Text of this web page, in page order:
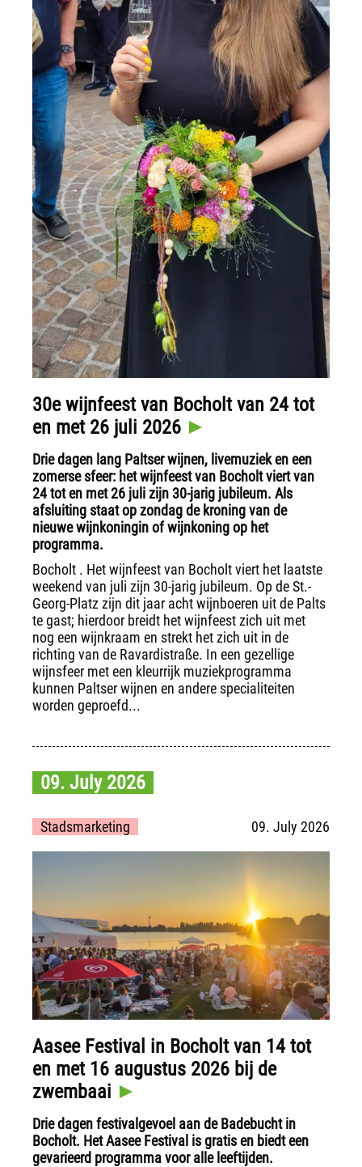
30e wijnfeest van Bocholt van 24 tot
en met 26 juli 2026
Drie dagen lang Paltser wijnen, livemuziek en een
zomerse sfeer: het wijnfeest van Bocholt viert van
24 tot en met 26 juli zijn 30-jarig jubileum. Als
afsluiting staat op zondag de kroning van de
nieuwe wijnkoningin of wijnkoning op het
programma.
Bocholt . Het wijnfeest van Bocholt viert het laatste
weekend van juli zijn 30-jarig jubileum. Op de St.-
Georg-Platz zijn dit jaar acht wijnboeren uit de Palts
te gast; hierdoor breidt het wijnfeest zich uit met
nog een wijnkraam en strekt het zich uit in de
richting van de Ravardistraße. In een gezellige
wijnsfeer met een kleurrijk muziekprogramma
kunnen Paltser wijnen en andere specialiteiten
worden geproefd...
09. July 2026
Stadsmarketing 09. July 2026
Aasee Festival in Bocholt van 14 tot
en met 16 augustus 2026 bij de
zwembaai
Drie dagen festivalgevoel aan de Badebucht in
Bocholt. Het Aasee Festival is gratis en biedt een
gevarieerd programma voor alle leeftijden.